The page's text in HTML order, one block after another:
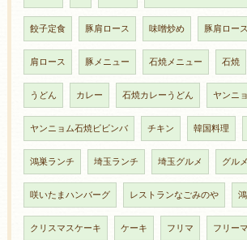
餃子定食 豚肩ロース 味噌炒め 豚肩ロー
肩ロース 豚メニュー 石焼メニュー 石焼
うどん カレー 石焼カレーうどん ヤンニ
ヤンニョム石焼ビビンバ チキン 韓国料理
鴻巣ランチ 埼玉ランチ 埼玉グルメ グルメ
咲いたまハンバーグ レストランなごみのや
クリスマスケーキ ケーキ フリマ フリー